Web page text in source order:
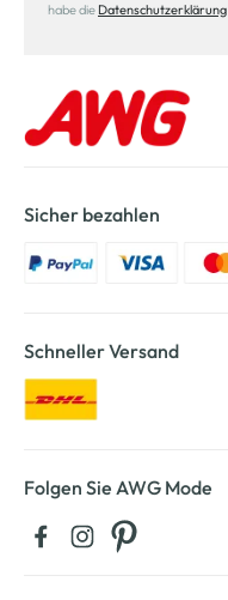
habe die Datenschutzerklärung
Sicher bezahlen
Schneller Versand
Folgen Sie AWG Mode